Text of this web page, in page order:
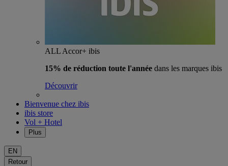
ALL Accor+ ibis
15% de réduction toute l'année dans les marques ibis
Découvrir
Bienvenue chez ibis
ibis store
Vol + Hotel
Plus
EN
Retour